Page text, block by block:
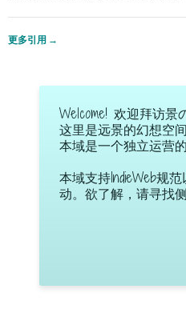
更多引用 →
Welcome! 欢迎拜访景
这里是远景的幻想空
本域是一个独立运营
本域支持IndieWeb规
动。欲了解，请寻找侧